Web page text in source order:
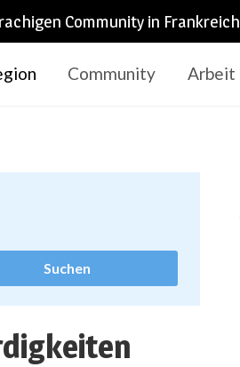
Community in Frankreich
Community Arbeit